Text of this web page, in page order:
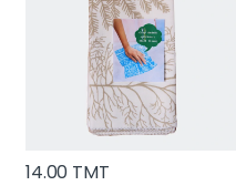
14.00 TMT